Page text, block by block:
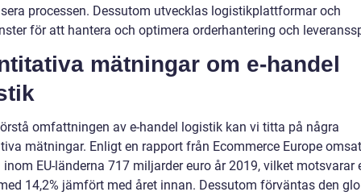
processen. Dessutom utvecklas logistikplattformar och
för att hantera och optimera orderhantering och
mätningar om e-handel
omfattningen av e-handel logistik kan vi titta på några
mätningar. Enligt en rapport från Ecommerce Europe
inom EU-länderna 717 miljarder euro år 2019, vilket motsvarar
14,2% jämfört med året innan. Dessutom förväntas den